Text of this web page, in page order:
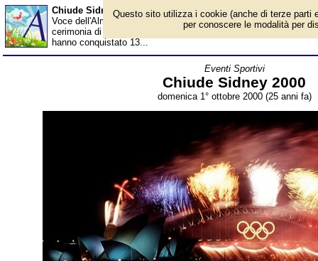
Chiude Sidney 2000 - Almanacco
Voce dell'Almanacco del 1° ottobre, per la rubrica 'Eventi
cerimonia di chiusura sono terminati i Giochi Olimpici del
hanno conquistato 13...
Eventi Sportivi
Chiude Sidney 2000
domenica 1° ottobre 2000 (25 anni fa)
Questo sito utilizza i cookie (anche di terze parti
per conoscere le modalità per